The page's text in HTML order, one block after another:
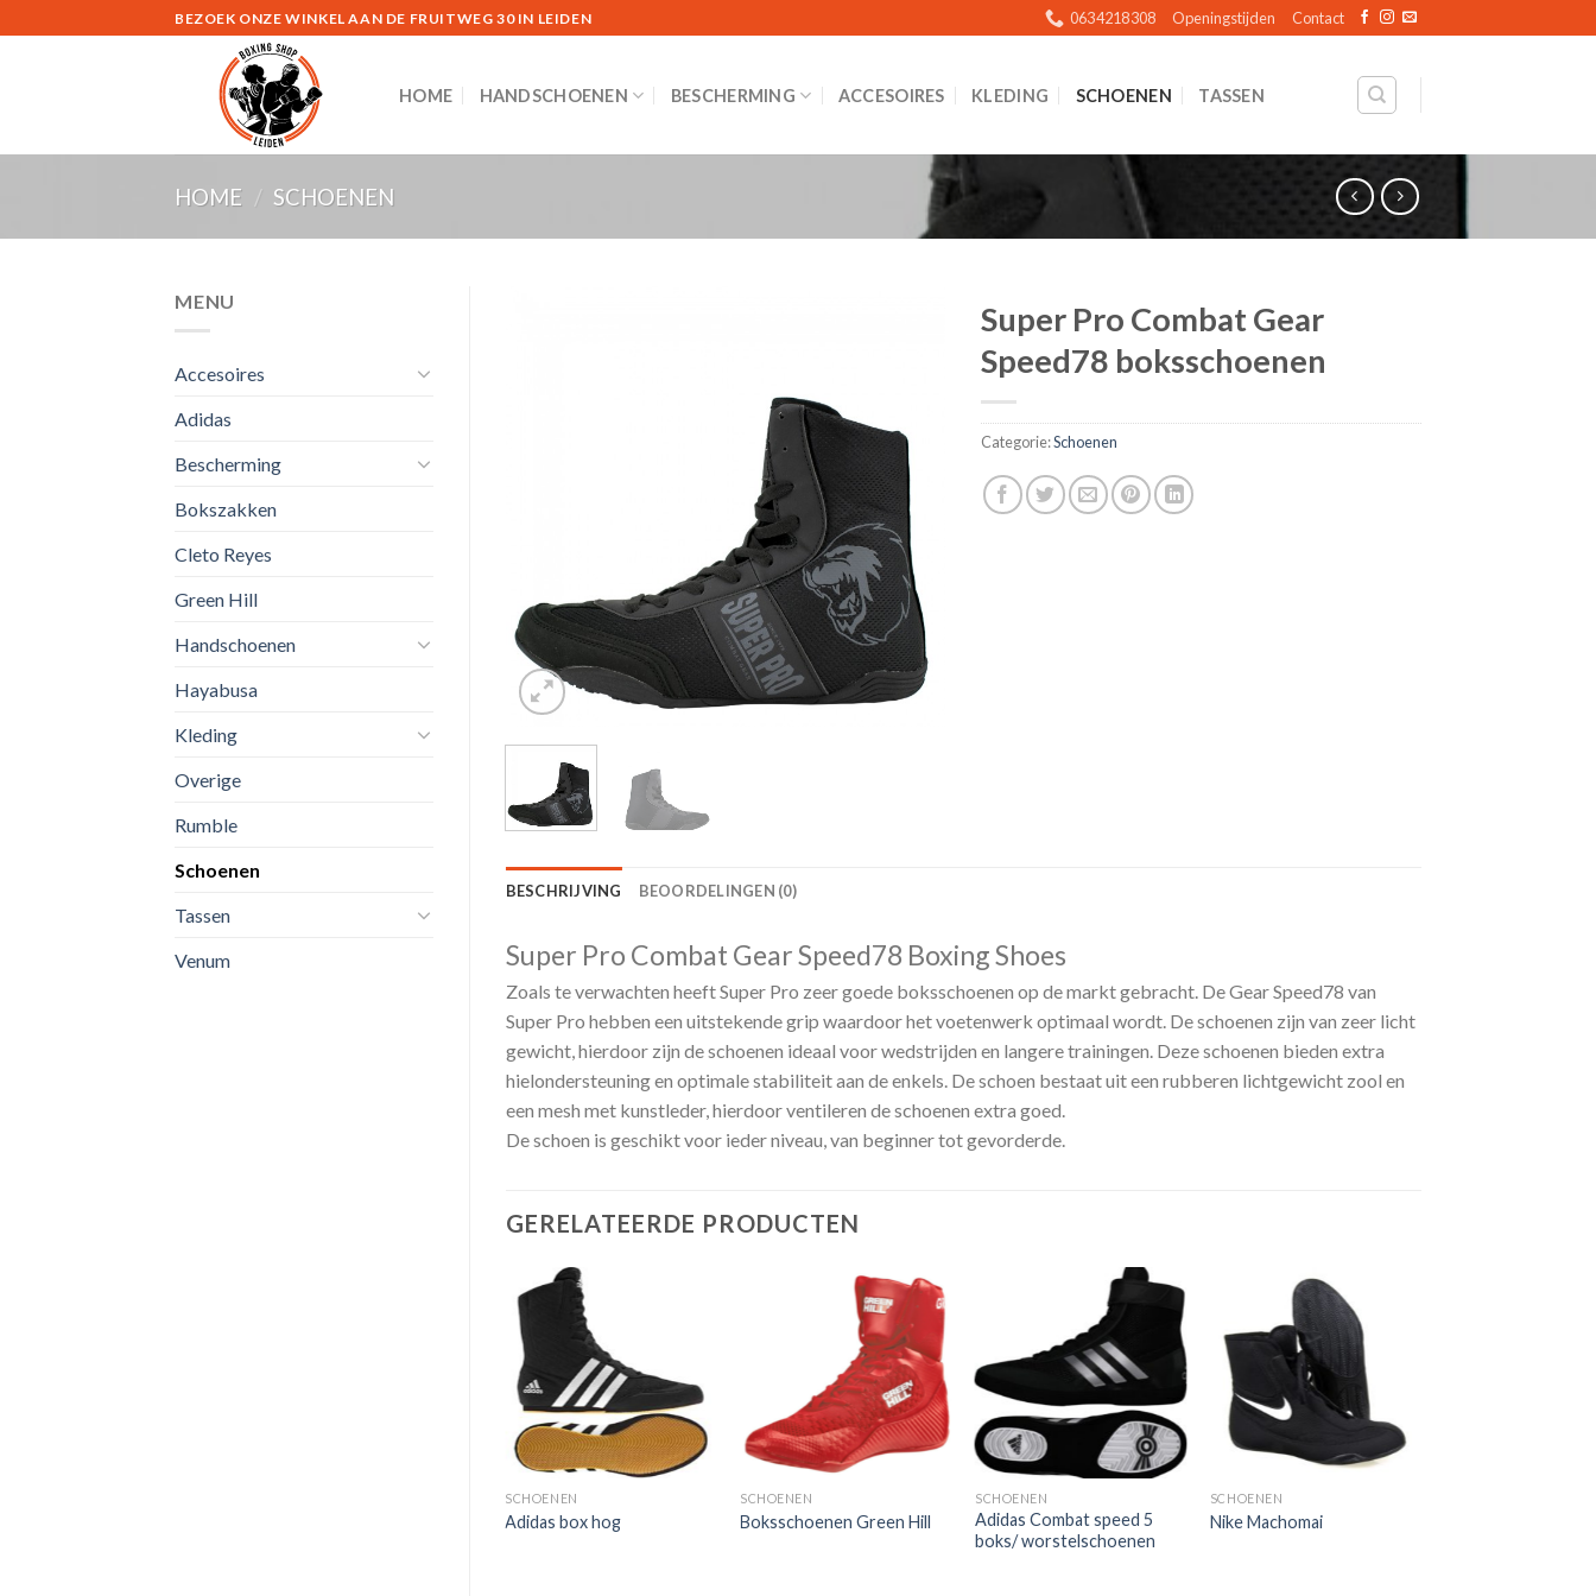
to
BEZOEK ONZE WINKEL AAN DE FRUITWEG 30 IN LEIDEN 0634218308 Openingstijden Contact
HOME HANDSCHOENEN BESCHERMING ACCESOIRES KLEDING SCHOENEN TASSEN
HOME / SCHOENEN
MENU
Accesoires
Adidas
Bescherming
Bokszakken
Cleto Reyes
Green Hill
Handschoenen
Hayabusa
Kleding
Overige
Rumble
Schoenen
Tassen
Venum
verlanglijst
Super Pro Combat Gear
Speed78 boksschoenen
Categorie:Schoenen
BESCHRIJVING BEOORDELINGEN (0)
Super Pro Combat Gear Speed78 Boxing Shoes
Zoals te verwachten heeft Super Pro zeer goede boksschoenen op de markt gebracht. De Gear Speed78 van
Super Pro hebben een uitstekende grip waardoor het voetenwerk optimaal wordt. De schoenen zijn van zeer licht
gewicht, hierdoor zijn de schoenen ideaal voor wedstrijden en langere trainingen. Deze schoenen bieden extra
hielondersteuning en optimale stabiliteit aan de enkels. De schoen bestaat uit een rubberen lichtgewicht zool en
een mesh met kunstleder, hierdoor ventileren de schoenen extra goed.
De schoen is geschikt voor ieder niveau, van beginner tot gevorderde.
GERELATEERDE PRODUCTEN
verlanglijst
SCHOENEN
Adidas box hog
Toevoegen
aan
verlanglijst
SCHOENEN
Boksschoenen Green Hill
Toevoegen
aan
verlanglijst
SCHOENEN
Adidas Combat speed 5
boks/ worstelschoenen
Toevoegen
aan
verlanglijst
SCHOENEN
Nike Machomai